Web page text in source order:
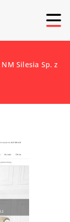
NM Silesia Sp. z